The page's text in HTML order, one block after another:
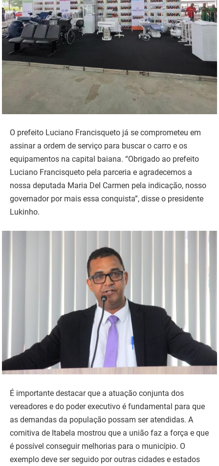
O prefeito Luciano Francisqueto já se comprometeu em
assinar a ordem de serviço para buscar o carro e os
equipamentos na capital baiana. “Obrigado ao prefeito
Luciano Francisqueto pela parceria e agradecemos a
nossa deputada Maria Del Carmen pela indicação, nosso
governador por mais essa conquista”, disse o presidente
Lukinho.
É importante destacar que a atuação conjunta dos
vereadores e do poder executivo é fundamental para que
as demandas da população possam ser atendidas. A
comitiva de Itabela mostrou que a união faz a força e que
é possível conseguir melhorias para o município. O
exemplo deve ser seguido por outras cidades e estados